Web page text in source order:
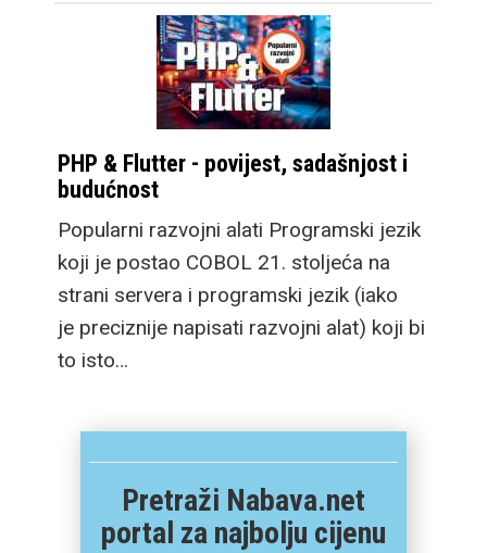
PHP & Flutter - povijest, sadašnjost i
budućnost
Popularni razvojni alati Programski jezik
koji je postao COBOL 21. stoljeća na
strani servera i programski jezik (iako
je preciznije napisati razvojni alat) koji bi
to isto…
Pretraži Nabava.net
portal za najbolju cijenu